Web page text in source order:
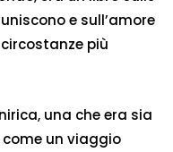
e sull’amore
più
una che era sia
un viaggio